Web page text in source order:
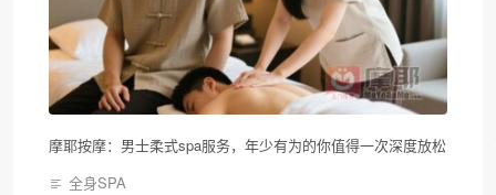
摩耶按摩：男士柔式spa服务，年少有为的你值得一次深度放松
全身SPA